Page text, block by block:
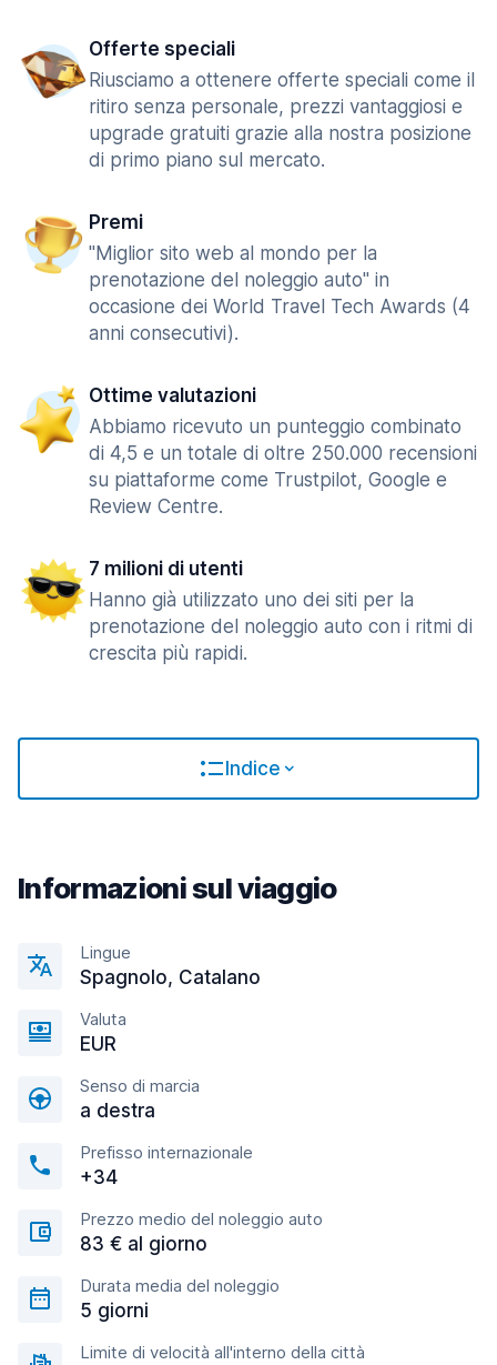
Offerte speciali
Riusciamo a ottenere offerte speciali come il
ritiro senza personale, prezzi vantaggiosi e
upgrade gratuiti grazie alla nostra posizione
di primo piano sul mercato.
Premi
"Miglior sito web al mondo per la
prenotazione del noleggio auto" in
occasione dei World Travel Tech Awards (4
anni consecutivi).
Ottime valutazioni
Abbiamo ricevuto un punteggio combinato
di 4,5 e un totale di oltre 250.000 recensioni
su piattaforme come Trustpilot, Google e
Review Centre.
7 milioni di utenti
Hanno già utilizzato uno dei siti per la
prenotazione del noleggio auto con i ritmi di
crescita più rapidi.
Indice
Informazioni sul viaggio
Lingue
Spagnolo, Catalano
Valuta
EUR
Senso di marcia
a destra
Prefisso internazionale
+34
Prezzo medio del noleggio auto
83 € al giorno
Durata media del noleggio
5 giorni
Limite di velocità all'interno della città